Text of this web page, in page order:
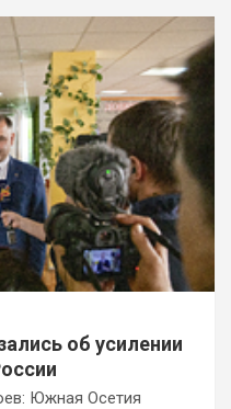
об усилении
Южная Осетия